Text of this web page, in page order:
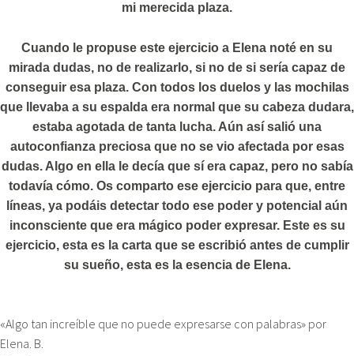
mi merecida plaza.
Cuando le propuse este ejercicio a Elena noté en su
mirada dudas, no de realizarlo, si no de si sería capaz de
conseguir esa plaza. Con todos los duelos y las mochilas
que llevaba a su espalda era normal que su cabeza dudara,
estaba agotada de tanta lucha. Aún así salió una
autoconfianza preciosa que no se vio afectada por esas
dudas. Algo en ella le decía que sí era capaz, pero no sabía
todavía cómo. Os comparto ese ejercicio para que, entre
líneas, ya podáis detectar todo ese poder y potencial aún
inconsciente que era mágico poder expresar. Este es su
ejercicio, esta es la carta que se escribió antes de cumplir
su sueño, esta es la esencia de Elena.
«Algo tan increíble que no puede expresarse con palabras» por
Elena. B.